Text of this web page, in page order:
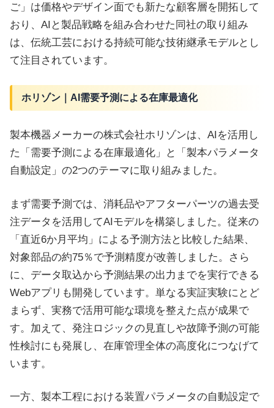
ご」は価格やデザイン面でも新たな顧客層を開拓して
おり、AIと製品戦略を組み合わせた同社の取り組み
は、伝統工芸における持続可能な技術継承モデルとし
て注目されています。
ホリゾン｜AI需要予測による在庫最適化
製本機器メーカーの株式会社ホリゾンは、AIを活用し
た「需要予測による在庫最適化」と「製本パラメータ
自動設定」の2つのテーマに取り組みました。
まず需要予測では、消耗品やアフターパーツの過去受
注データを活用してAIモデルを構築しました。従来の
「直近6か月平均」による予測方法と比較した結果、
対象部品の約75％で予測精度が改善しました。さら
に、データ取込から予測結果の出力までを実行できる
Webアプリも開発しています。単なる実証実験にとど
まらず、実務で活用可能な環境を整えた点が成果で
す。加えて、発注ロジックの見直しや故障予測の可能
性検討にも発展し、在庫管理全体の高度化につなげて
います。
一方、製本工程における装置パラメータの自動設定で